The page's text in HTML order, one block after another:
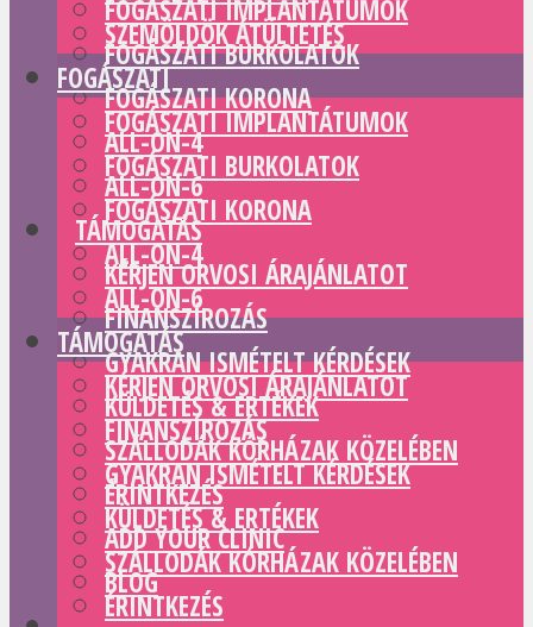
FOGÁSZATI IMPLANTÁTUMOK
FOGÁSZATI BURKOLATOK
FOGÁSZATI KORONA
ALL-ON-4
ALL-ON-6
TÁMOGATÁS
KÉRJEN ORVOSI ÁRAJÁNLATOT
FINANSZÍROZÁS
GYAKRAN ISMÉTELT KÉRDÉSEK
KÜLDETÉS & ERTÉKEK
SZÁLLODÁK KÓRHÁZAK KÖZELÉBEN
ÉRINTKEZÉS
ADD YOUR CLINIC
BLOG
SZEMÖLDÖK ÁTÜLTETÉS
FOGÁSZATI
FOGÁSZATI IMPLANTÁTUMOK
FOGÁSZATI BURKOLATOK
FOGÁSZATI KORONA
ALL-ON-4
ALL-ON-6
TÁMOGATÁS
KÉRJEN ORVOSI ÁRAJÁNLATOT
FINANSZÍROZÁS
GYAKRAN ISMÉTELT KÉRDÉSEK
KÜLDETÉS & ERTÉKEK
SZÁLLODÁK KÓRHÁZAK KÖZELÉBEN
ÉRINTKEZÉS